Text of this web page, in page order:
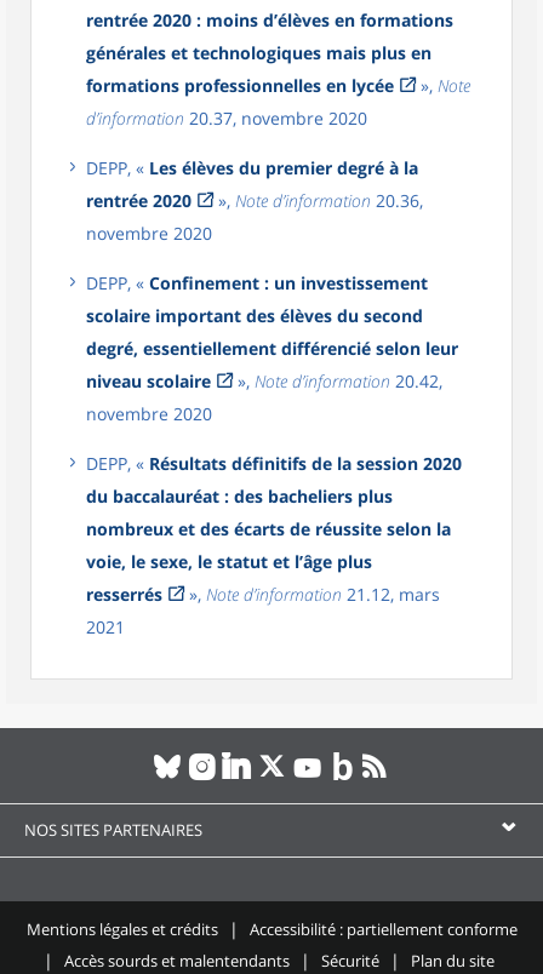
rentrée 2020 : moins d’élèves en formations
générales et technologiques mais plus en
formations professionnelles en lycée
», Note
d’information 20.37, novembre 2020
DEPP, « Les élèves du premier degré à la
rentrée 2020
», Note d’information 20.36,
novembre 2020
DEPP, « Confinement : un investissement
scolaire important des élèves du second
degré, essentiellement différencié selon leur
niveau scolaire
», Note d’information 20.42,
novembre 2020
DEPP, « Résultats définitifs de la session 2020
du baccalauréat : des bacheliers plus
nombreux et des écarts de réussite selon la
voie, le sexe, le statut et l’âge plus
resserrés
», Note d’information 21.12, mars
2021
NOS SITES PARTENAIRES
Mentions légales et crédits
Accessibilité : partiellement conforme
Accès sourds et malentendants
Sécurité Plan du site